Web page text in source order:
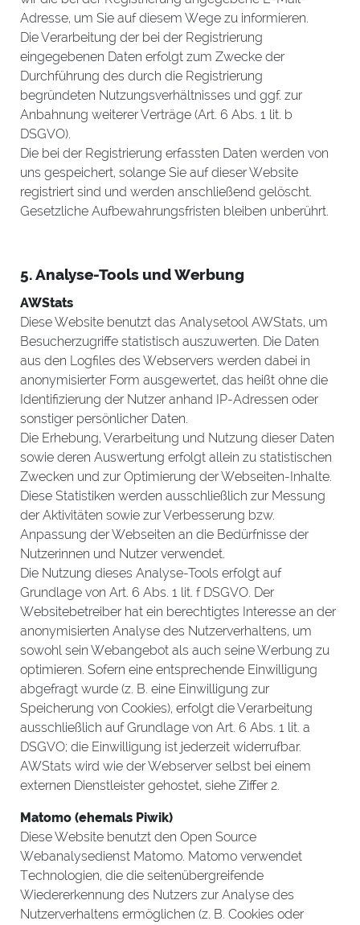
Adresse, um Sie auf diesem Wege zu informieren.
Die Verarbeitung der bei der Registrierung
eingegebenen Daten erfolgt zum Zwecke der
Durchführung des durch die Registrierung
begründeten Nutzungsverhältnisses und ggf. zur
Anbahnung weiterer Verträge (Art. 6 Abs. 1 lit. b
DSGVO).
Die bei der Registrierung erfassten Daten werden von
uns gespeichert, solange Sie auf dieser Website
registriert sind und werden anschließend gelöscht.
Gesetzliche Aufbewahrungsfristen bleiben unberührt.
5. Analyse-Tools und Werbung
AWStats
Diese Website benutzt das Analysetool AWStats, um
Besucherzugriffe statistisch auszuwerten. Die Daten
aus den Logfiles des Webservers werden dabei in
anonymisierter Form ausgewertet, das heißt ohne die
Identifizierung der Nutzer anhand IP-Adressen oder
sonstiger persönlicher Daten.
Die Erhebung, Verarbeitung und Nutzung dieser Daten
sowie deren Auswertung erfolgt allein zu statistischen
Zwecken und zur Optimierung der Webseiten-Inhalte.
Diese Statistiken werden ausschließlich zur Messung
der Aktivitäten sowie zur Verbesserung bzw.
Anpassung der Webseiten an die Bedürfnisse der
Nutzerinnen und Nutzer verwendet.
Die Nutzung dieses Analyse-Tools erfolgt auf
Grundlage von Art. 6 Abs. 1 lit. f DSGVO. Der
Websitebetreiber hat ein berechtigtes Interesse an der
anonymisierten Analyse des Nutzerverhaltens, um
sowohl sein Webangebot als auch seine Werbung zu
optimieren. Sofern eine entsprechende Einwilligung
abgefragt wurde (z. B. eine Einwilligung zur
Speicherung von Cookies), erfolgt die Verarbeitung
ausschließlich auf Grundlage von Art. 6 Abs. 1 lit. a
DSGVO; die Einwilligung ist jederzeit widerrufbar.
AWStats wird wie der Webserver selbst bei einem
externen Dienstleister gehostet, siehe Ziffer 2.
Matomo (ehemals Piwik)
Diese Website benutzt den Open Source
Webanalysedienst Matomo. Matomo verwendet
Technologien, die die seitenübergreifende
Wiedererkennung des Nutzers zur Analyse des
Nutzerverhaltens ermöglichen (z. B. Cookies oder